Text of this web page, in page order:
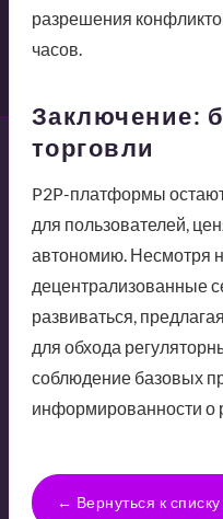
разрешения
часов.
Заключение:
торговли
P2P-платформы
для пользователей,
автономию. Несмотря
децентрализованные
развиваться,
для обхода
соблюдение базовых
информированности о
← Вернуться к списку